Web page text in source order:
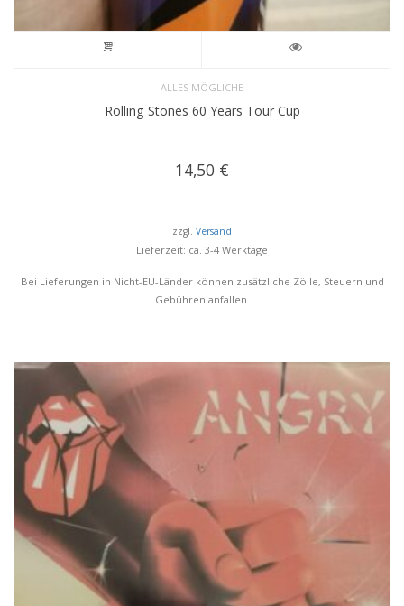
ALLES MÖGLICHE
Rolling Stones 60 Years Tour Cup
14,50 €
zzgl. Versand
Lieferzeit: ca. 3-4 Werktage
Bei Lieferungen in Nicht-EU-Länder können zusätzliche Zölle, Steuern und
Gebühren anfallen.